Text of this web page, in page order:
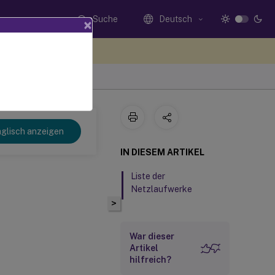
Suche Deutsch
anzeigen
>
IN DIESEM ARTIKEL
Liste der
Netzlaufwerke
War dieser
Artikel
hilfreich?
×